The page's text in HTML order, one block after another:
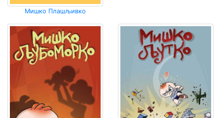
Мишко Плашљивко